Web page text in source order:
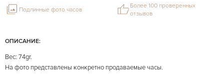
ОПИСАНИЕ:
Вес: 74gr.
На фото представлены конкретно продаваемые часы.
Подлинные фото часов
Более 100 проверенных
отзывов